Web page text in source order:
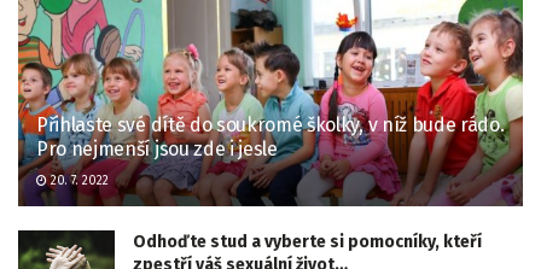
Přihlaste své dítě do soukromé školky, v níž bude rádo.
Pro nejmenší jsou zde i jesle
20. 7. 2022
Odhoďte stud a vyberte si pomocníky, kteří